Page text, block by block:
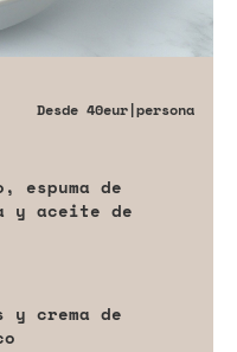
Desde 40eur|persona
espuma de
y aceite de
y crema de